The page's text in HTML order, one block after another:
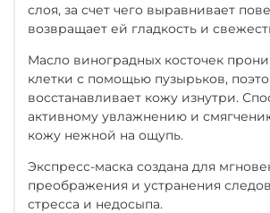
слоя, за счет чего выравнивает
возвращает ей гладкость и
Масло виноградных косточек
клетки с помощью пузырьков,
восстанавливает кожу изнутри.
активному увлажнению и
кожу нежной на ощупь.
Экспресс-маска создана для
преображения и устранения
стресса и недосыпа.